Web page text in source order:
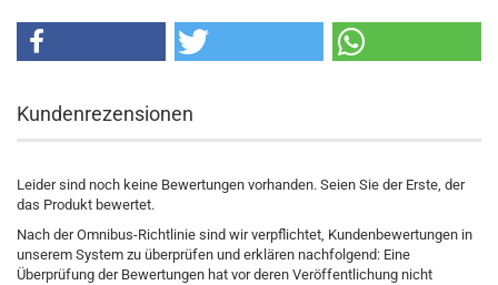
Kundenrezensionen
Leider sind noch keine Bewertungen vorhanden. Seien Sie der Erste, der
das Produkt bewertet.
Nach der Omnibus-Richtlinie sind wir verpflichtet, Kundenbewertungen in
unserem System zu überprüfen und erklären nachfolgend: Eine
Überprüfung der Bewertungen hat vor deren Veröffentlichung nicht